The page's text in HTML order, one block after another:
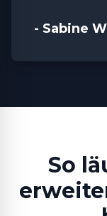
- Sabine
So